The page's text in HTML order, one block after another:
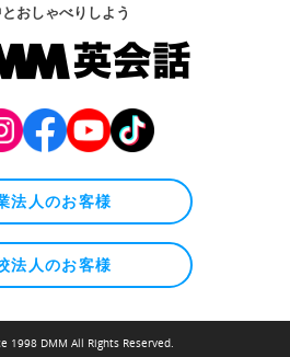
おしゃべりしよう
法人のお客様
法人のお客様
1998 DMM All Rights Reserved.